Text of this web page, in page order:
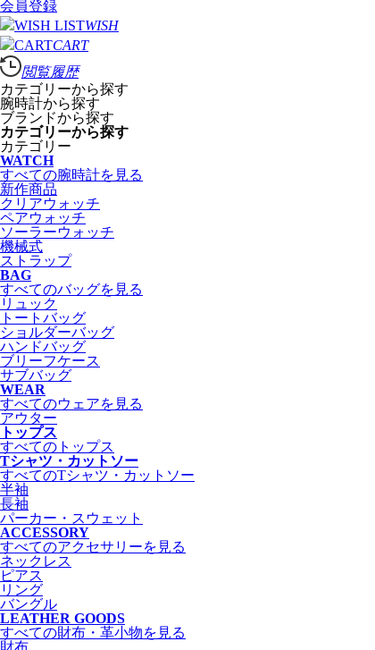
会員登録
WISH
CART
閲覧履歴
カテゴリーから探す
腕時計から探す
ブランドから探す
カテゴリーから探す
カテゴリー
WATCH
すべての腕時計を見る
新作商品
クリアウォッチ
ペアウォッチ
ソーラーウォッチ
機械式
ストラップ
BAG
すべてのバッグを見る
リュック
トートバッグ
ショルダーバッグ
ハンドバッグ
ブリーフケース
サブバッグ
WEAR
すべてのウェアを見る
アウター
トップス
すべてのトップス
Tシャツ・カットソー
すべてのTシャツ・カットソー
半袖
長袖
パーカー・スウェット
ACCESSORY
すべてのアクセサリーを見る
ネックレス
ピアス
リング
バングル
LEATHER GOODS
すべての財布・革小物を見る
財布